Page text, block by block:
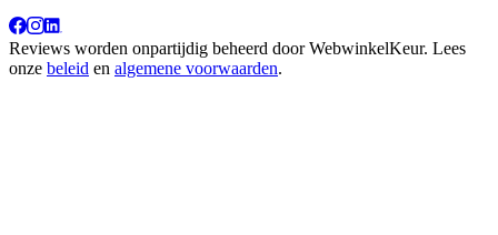
Reviews worden onpartijdig beheerd doorWebwinkelKeur. Lees
onze beleid en algemene voorwaarden.